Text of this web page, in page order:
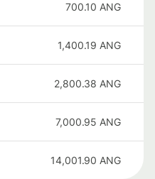
700.10 ANG
1,400.19 ANG
2,800.38 ANG
7,000.95 ANG
14,001.90 ANG